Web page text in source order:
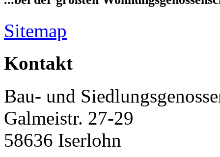
Sitemap
Kontakt
Bau- und
Galmeistr. 27-29
58636 Iserlohn